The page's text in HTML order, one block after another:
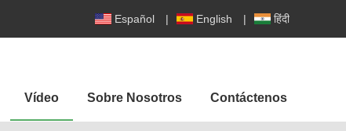
Español | English | हिंदी
Vídeo Sobre Nosotros Contáctenos